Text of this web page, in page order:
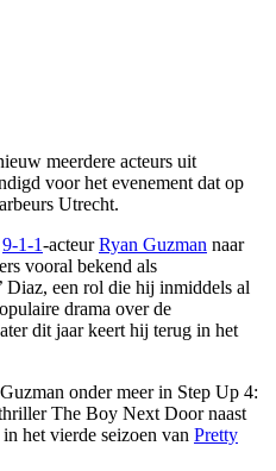
meerdere acteurs uit
voor het evenement dat op
Utrecht.
9-1-1-acteurRyan Guzman naar
vooral bekend als
Diaz, een rol die hij inmiddels al
drama over de
dit jaar keert hij terug in het
onder meer in Step Up 4:
The Boy Next Door naast
het vierde seizoen van Pretty